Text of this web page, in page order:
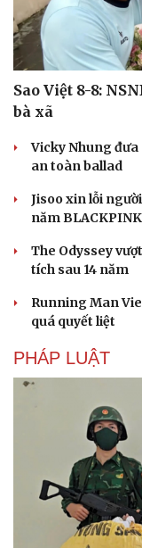
Sao Việt 8-8:
bà xã
Vicky Nhung
an toàn ballad
Jisoo xin lỗi
năm BLACKPINK
The Odyssey
tích sau 14 năm
Running Man
quá quyết liệt
PHÁP LUẬT